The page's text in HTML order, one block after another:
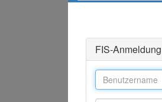
FIS-Anmeldung